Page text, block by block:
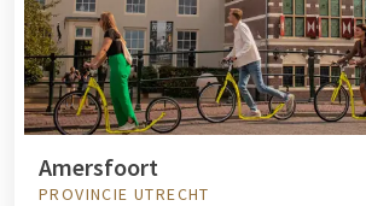
Amersfoort
PROVINCIE UTRECHT